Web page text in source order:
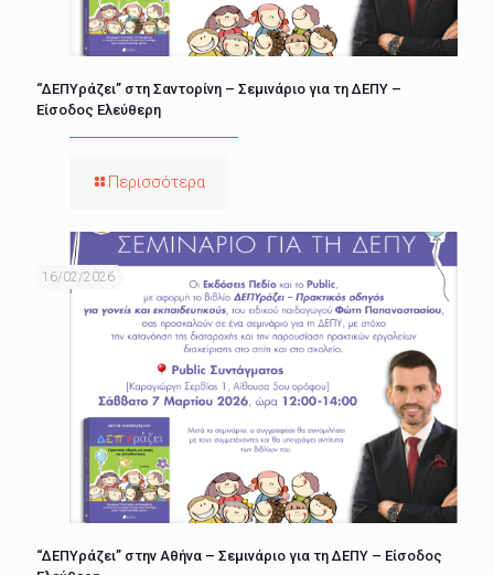
“ΔΕΠΥράζει” στη Σαντορίνη – Σεμινάριο για τη ΔΕΠΥ –
Είσοδος Ελεύθερη
Περισσότερα
16/02/2026
“ΔΕΠΥράζει” στην Αθήνα – Σεμινάριο για τη ΔΕΠΥ – Είσοδος